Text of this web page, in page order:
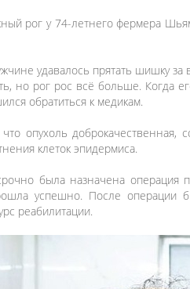
рог у 74-летнего фермера
удавалось прятать шишку
но рог рос всё больше. Когда
обратиться к медикам.
что опухоль доброкачественная,
клеток эпидермиса.
была назначена операция
успешно. После операции
реабилитации.